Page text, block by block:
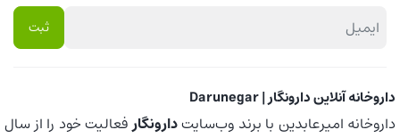
داروخانه آنلاین دارونگار | Darunegar
داروخانه امیرعابدین با برند وب‌سایتدارونگارفعالیت خود را از سال